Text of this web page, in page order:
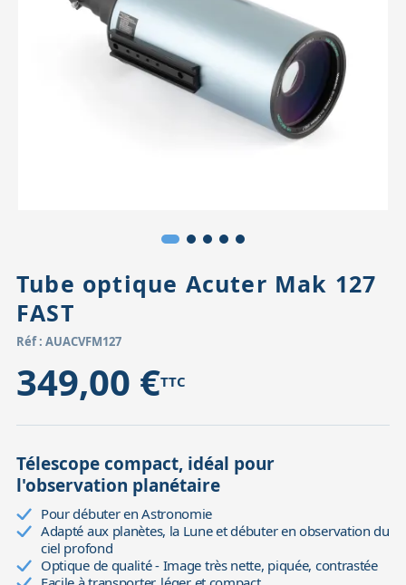
Accessoires pour montures
Têtes
Pièces détachées
Tube optique Acuter Mak 127
FAST
Réf : AUACVFM127
349,00 €TTC
Télescope compact, idéal pour
l'observation planétaire
Pour débuter en Astronomie
Adapté aux planètes, la Lune et débuter en observation du
ciel profond
Optique de qualité - Image très nette, piquée, contrastée